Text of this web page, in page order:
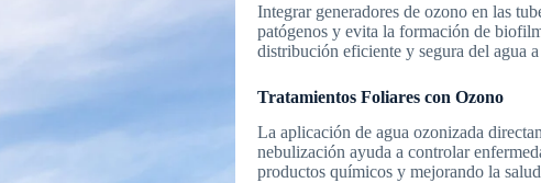
Integrar generadores de ozono en las
patógenos y evita la formación de
distribución eficiente y segura del agua
Tratamientos Foliares con Ozono
La aplicación de agua ozonizada
nebulización ayuda a controlar
productos químicos y mejorando la